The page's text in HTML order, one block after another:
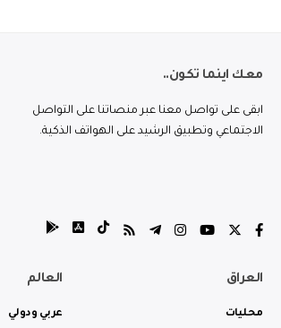
معك اينما تكون..
ابقى على تواصل معنا عبر منصاتنا على التواصل
الاجتماعي وتطبيق الرشيد على الهواتف الذكية.
العراق
محليات
العالم
عربي ودولي